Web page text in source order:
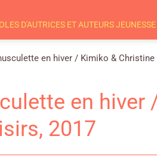
D'AUTRICES ET AUTEURS JEUNESSE
en hiver / Kimiko &
en hiver
2017